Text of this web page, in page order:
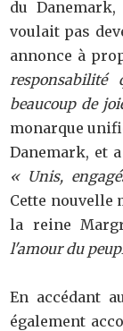
du
voulait pas
annonce à
responsabilité
beaucoup de
monarque
Danemark, et
« Unis,
Cette nouvelle
la reine
l'amour du
En accédant
également